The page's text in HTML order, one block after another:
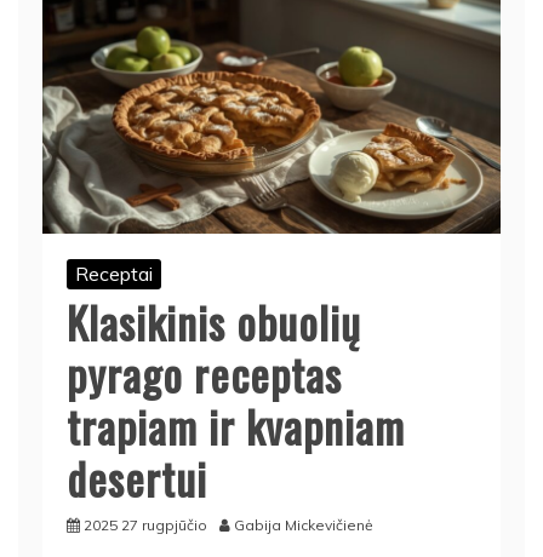
Receptai
Klasikinis obuolių
pyrago receptas
trapiam ir kvapniam
desertui
2025 27 rugpjūčio Gabija Mickevičienė